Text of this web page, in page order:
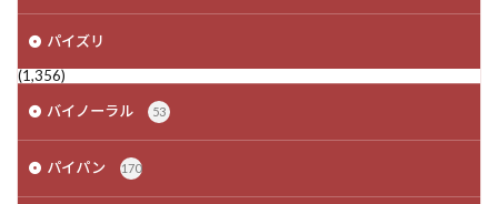
パイズリ
(1,356)
バイノーラル
53
パイパン 170